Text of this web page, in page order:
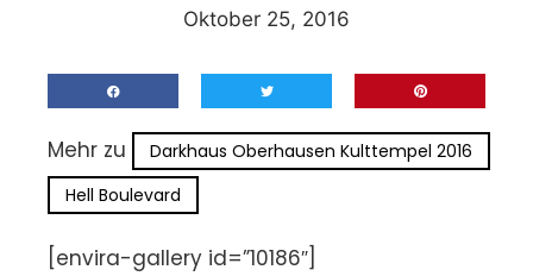
Oktober 25, 2016
Mehr zu
Darkhaus Oberhausen Kulttempel 2016
Hell Boulevard
[envira-gallery id=”10186″]